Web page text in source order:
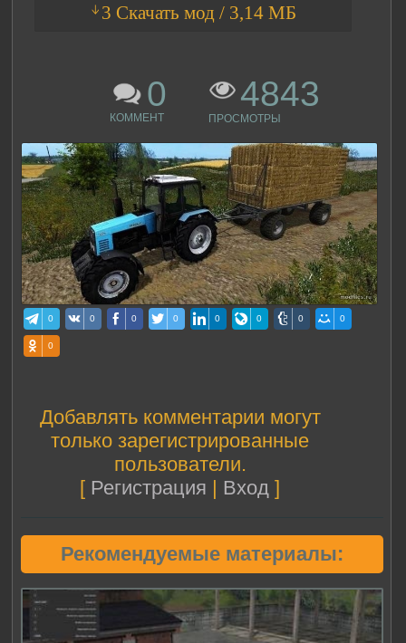
ᛎ3 Скачать мод / 3,14 МБ
0
КОММЕНТ
4843
ПРОСМОТРЫ
0 0 0 0 0 0 0 0
0
Добавлять комментарии могут
только зарегистрированные
пользователи.
[ Регистрация | Вход ]
Рекомендуемые материалы: